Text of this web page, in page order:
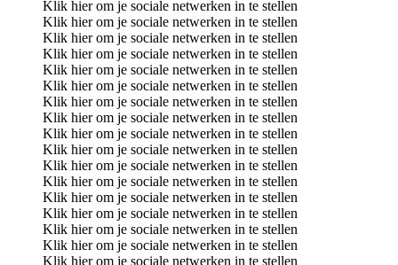
Klik hier om je sociale netwerken in te stellen
Klik hier om je sociale netwerken in te stellen
Klik hier om je sociale netwerken in te stellen
Klik hier om je sociale netwerken in te stellen
Klik hier om je sociale netwerken in te stellen
Klik hier om je sociale netwerken in te stellen
Klik hier om je sociale netwerken in te stellen
Klik hier om je sociale netwerken in te stellen
Klik hier om je sociale netwerken in te stellen
Klik hier om je sociale netwerken in te stellen
Klik hier om je sociale netwerken in te stellen
Klik hier om je sociale netwerken in te stellen
Klik hier om je sociale netwerken in te stellen
Klik hier om je sociale netwerken in te stellen
Klik hier om je sociale netwerken in te stellen
Klik hier om je sociale netwerken in te stellen
Klik hier om je sociale netwerken in te stellen